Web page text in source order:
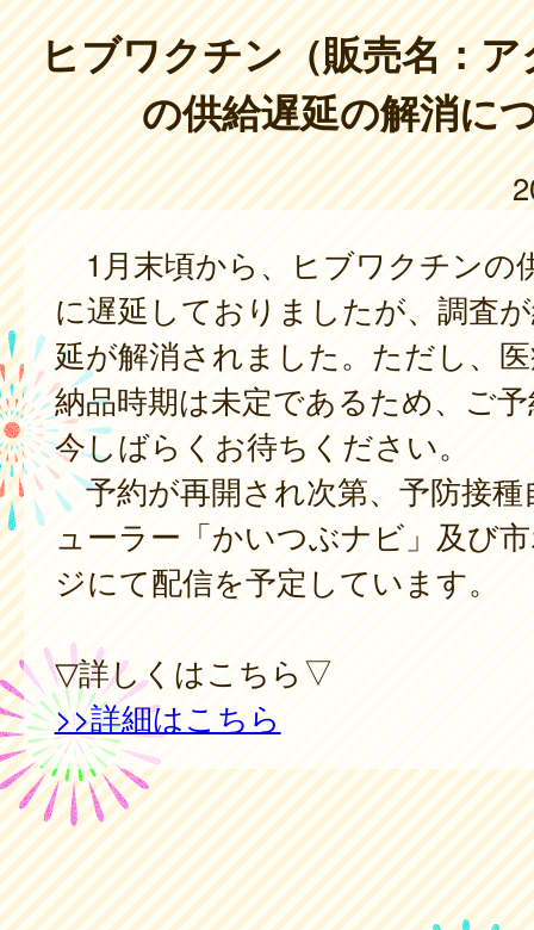
ヒブワクチン（販売名：
の供給遅延の解消に
1月末頃から、ヒブワクチンの
に遅延しておりましたが、調査
延が解消されました。ただし、
納品時期は未定であるため、ご
今しばらくお待ちください。
予約が再開され次第、予防接種
ューラー「かいつぶナビ」及び
ジにて配信を予定しています。
▽詳しくはこちら▽
>>詳細はこちら